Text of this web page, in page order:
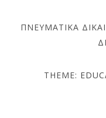
ΠΝΕΥΜΑΤΙΚΆ
THEME: